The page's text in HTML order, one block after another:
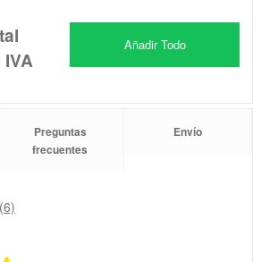
Añadir Todo
Preguntas
frecuentes
Envío
(6)